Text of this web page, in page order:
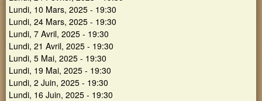
Lundi, 10 Mars, 2025 - 19:30
Lundi, 24 Mars, 2025 - 19:30
Lundi, 7 Avril, 2025 - 19:30
Lundi, 21 Avril, 2025 - 19:30
Lundi, 5 Mai, 2025 - 19:30
Lundi, 19 Mai, 2025 - 19:30
Lundi, 2 Juin, 2025 - 19:30
Lundi, 16 Juin, 2025 - 19:30